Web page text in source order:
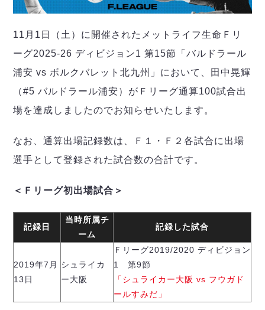
メットライフ生命Ｆリーグカップ 2026
大会概要
アリーナ情報
チケット情報
過去の記録
リガーレヴィア葛飾
ヴィンセドール白山
アグレミーナ浜松
デウソン神戸
ポルセイド浜田
ミラクルスマイル新居浜
記念ゴール
担当審判員
選手の通算記録（Ｆ１）
バルドラール浦安
しながわシティ
立川アスレティックFC
湘南ベルマーレ
ボアルース長野
名古屋オーシャンズ
シュライカー大阪
ボルクバレット北九州
バサジィ大分
選手の通算記録（Ｆ２）
DIVISION 02
FOLLOW US!
11月1日（土）に開催されたメットライフ生命Ｆリ
ーグ2025-26 ディビジョン1 第15節「バルドラール
浦安 vs ボルクバレット北九州」において、田中晃輝
（#5 バルドラール浦安）がＦリーグ通算100試合出
場を達成しましたのでお知らせいたします。
なお、通算出場記録数は、Ｆ１・Ｆ２各試合に出場
選手として登録された試合数の合計です。
＜Ｆリーグ初出場試合＞
記録日
当時所属チ
ーム
記録した試合
2019年7月
13日
シュライカ
ー大阪
Ｆリーグ2019/2020 ディビジョン
1 第9節
「シュライカー大阪 vs フウガド
ールすみだ」